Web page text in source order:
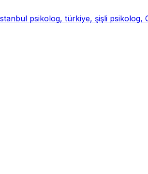
psikolog, türkiye, şişli psikolog,